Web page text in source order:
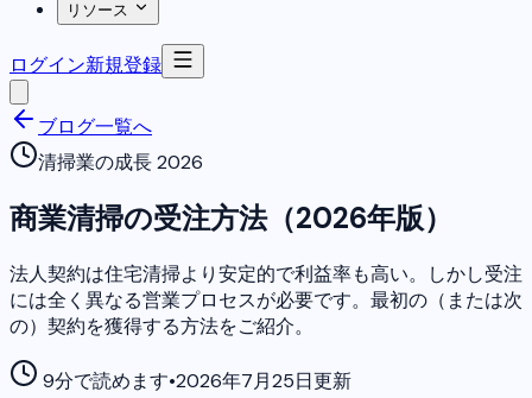
リソース
ログイン新規登録
ブログ一覧へ
清掃業の成長 2026
商業清掃の受注方法（2026年版）
法人契約は住宅清掃より安定的で利益率も高い。しかし受注
には全く異なる営業プロセスが必要です。最初の（または次
の）契約を獲得する方法をご紹介。
9分で読めます•2026年7月25日更新